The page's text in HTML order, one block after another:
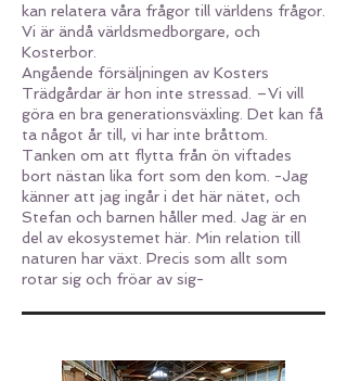
kan relatera våra frågor till världens frågor.
Vi är ändå världsmedborgare, och
Kosterbor.
Angående försäljningen av Kosters
Trädgårdar är hon inte stressad. –Vi vill
göra en bra generationsväxling. Det kan få
ta något år till, vi har inte bråttom.
Tanken om att flytta från ön viftades
bort nästan lika fort som den kom. -Jag
känner att jag ingår i det här nätet, och
Stefan och barnen håller med. Jag är en
del av ekosystemet här. Min relation till
naturen har växt. Precis som allt som
rotar sig och fröar av sig-